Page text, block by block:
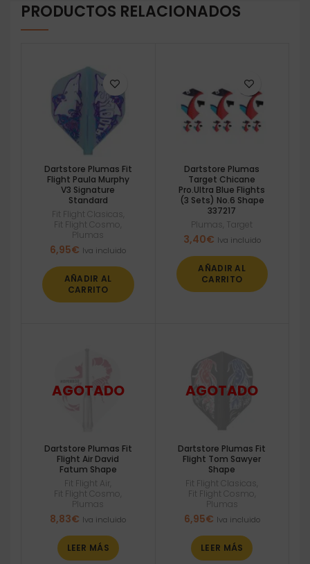
PRODUCTOS RELACIONADOS
Dartstore Plumas Fit
Flight Paula Murphy
V3 Signature
Standard
Fit Flight Clasicas
Fit Flight Cosmo
Plumas
6,95€ Iva incluido
AÑADIR AL
CARRITO
Dartstore Plumas
Target Chicane
Pro.Ultra Blue Flights
(3 Sets) No.6 Shape
337217
Plumas Target
3,40€ Iva incluido
AÑADIR AL
CARRITO
Dartstore Plumas Fit
Flight Air David
Fatum Shape
Fit Flight Air
Fit Flight Cosmo
Plumas
8,83€ Iva incluido
LEER MÁS
Dartstore Plumas Fit
Flight Tom Sawyer
Shape
Fit Flight Clasicas
Fit Flight Cosmo
Plumas
6,95€ Iva incluido
LEER MÁS